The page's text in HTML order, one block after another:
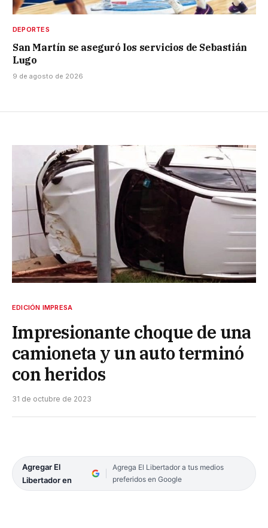
DEPORTES
San Martín se aseguró los servicios de Sebastián
Lugo
9 de agosto de 2026
EDICIÓN IMPRESA
Impresionante choque de una
camioneta y un auto terminó
con heridos
31 de octubre de 2023
Agregar El
Libertador en
Agrega El Libertador a tus medios
preferidos en Google